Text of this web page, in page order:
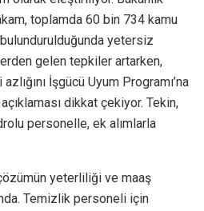
toplamda 60 bin 734 kamu
yetersiz
gelen tepkiler artarken,
İşgücü Uyum Programı’na
dikkat çekiyor. Tekin,
personelle, ek alımlarla
yeterliliği ve maaş
Temizlik personeli için